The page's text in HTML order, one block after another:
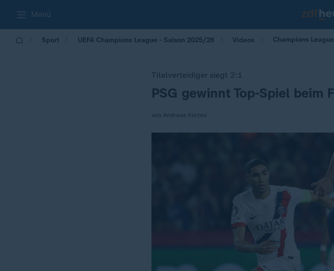
Menü
Sport UEFA Champions League - Saison 2025/26 Videos Champions
Titelverteidiger siegt 2:1
:PSG gewinnt Top-Spiel beim
von Andreas Kürten